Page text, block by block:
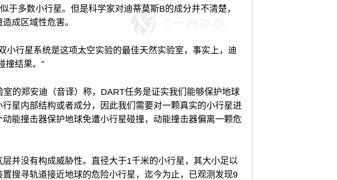
多数小行星。但是科学家对迪蒂莫斯B的成分并不清楚，
成区域性危害。
小行星系统是这项太空实验的最佳天然实验室，事实上，迪
撞结果。”
的郑安迪（音译）称，DART任务是证实我们能够保护地球
星内部结构或者成分，因此我们需要对一颗真实的小行星进
能撞击器保护地球免遭小行星碰撞，动能撞击器偏离一颗危
并没有构成威胁性。直径大于1千米的小行星，其大小足以
搜寻轨道接近地球的危险小行星，迄今为止，已观测发现9